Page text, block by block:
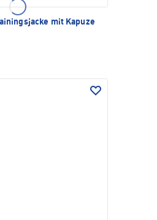
mit Kapuze